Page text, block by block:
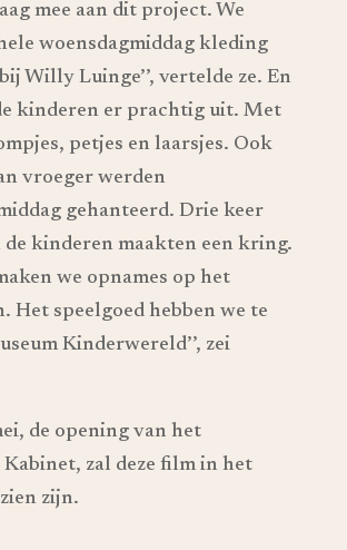
mee aan dit project. We
woensdagmiddag kleding
Willy Luinge’’, vertelde ze. En
kinderen er prachtig uit. Met
petjes en laarsjes. Ook
vroeger werden
gehanteerd. Drie keer
kinderen maakten een kring.
we opnames op het
Het speelgoed hebben we te
Kinderwereld’’, zei
de opening van het
Kabinet, zal deze film in het
zijn.